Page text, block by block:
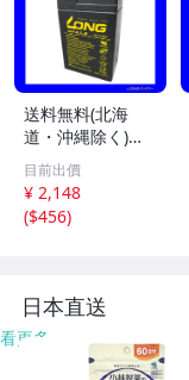
送料無料(北海
道・沖縄除く)
LONGバッテリ
ー WP4.5-6 制
御弁式鉛蓄電池・
UPS・非常電源用
目前出價
¥ 2,148
($456)
日本直送
看更多